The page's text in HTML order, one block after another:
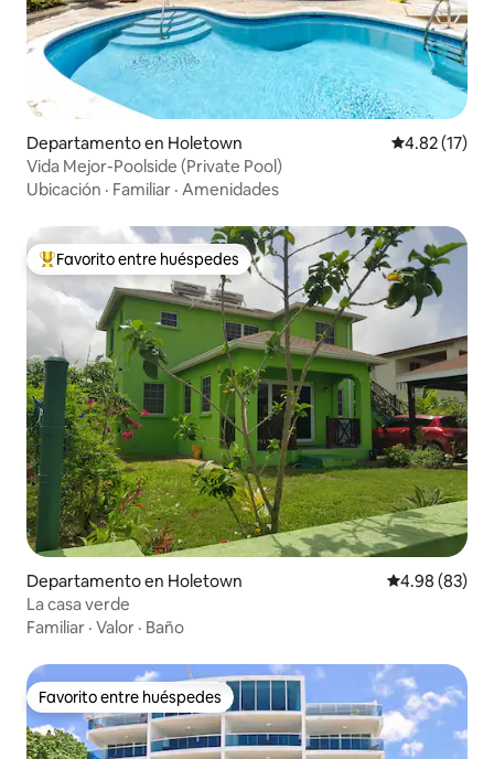
Departamento en Holetown Calificación
4.82 (17)
Vida Mejor-Poolside (Private Pool)
Ubicación · Familiar · Amenidades
De los mejores en Favorito entre huéspedes
Favorito entre huéspedes
Departamento en Holetown Calificación
4.98 (83)
La casa verde
Familiar · Valor · Baño
Favorito entre huéspedes
Favorito entre huéspedes